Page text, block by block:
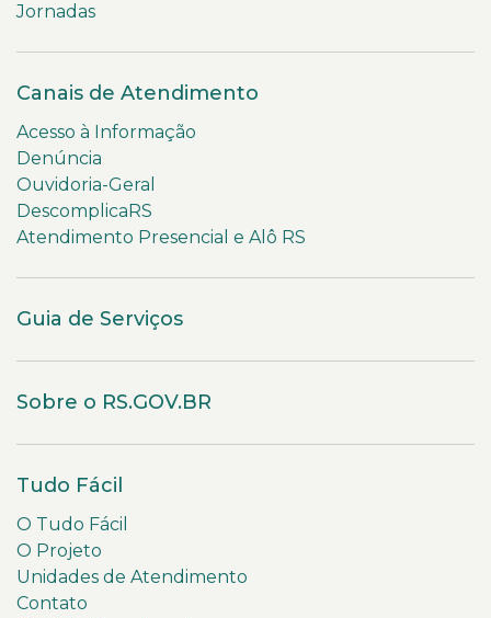
Jornadas
Canais de Atendimento
Acesso à Informação
Denúncia
Ouvidoria-Geral
DescomplicaRS
Atendimento Presencial e Alô RS
Guia de Serviços
Sobre o RS.GOV.BR
Tudo Fácil
O Tudo Fácil
O Projeto
Unidades de Atendimento
Contato